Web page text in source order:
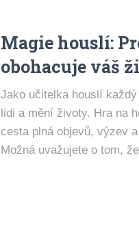
Magie houslí:
obohacuje váš
Jako učitelka houslí
lidi a mění životy. Hra na
cesta plná objevů, výzev
Možná uvažujete o tom,